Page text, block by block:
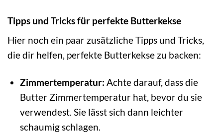
Tipps und Tricks für perfekte Butterkekse
Hier noch ein paar zusätzliche Tipps und Tricks,
die dir helfen, perfekte Butterkekse zu backen:
Zimmertemperatur: Achte darauf, dass die
Butter Zimmertemperatur hat, bevor du sie
verwendest. Sie lässt sich dann leichter
schaumig schlagen.